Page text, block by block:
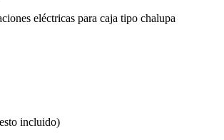
eléctricas para caja tipo chalupa
incluido)